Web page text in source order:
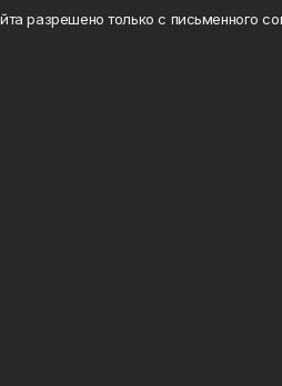
разрешено только с письменного